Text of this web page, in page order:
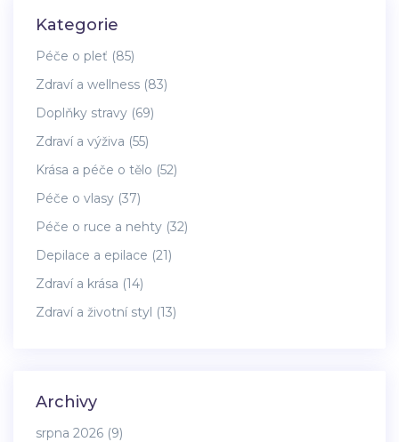
Kategorie
Péče o pleť (85)
Zdraví a wellness (83)
Doplňky stravy (69)
Zdraví a výživa (55)
Krása a péče o tělo (52)
Péče o vlasy (37)
Péče o ruce a nehty (32)
Depilace a epilace (21)
Zdraví a krása (14)
Zdraví a životní styl (13)
Archivy
srpna 2026 (9)